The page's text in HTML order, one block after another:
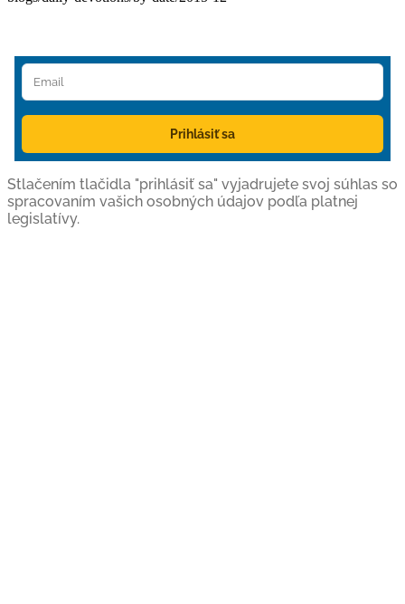
Prihlásiť sa
Stlačením tlačidla "prihlásiť sa" vyjadrujete svoj súhlas so
spracovaním vašich osobných údajov podľa platnej
legislatívy.